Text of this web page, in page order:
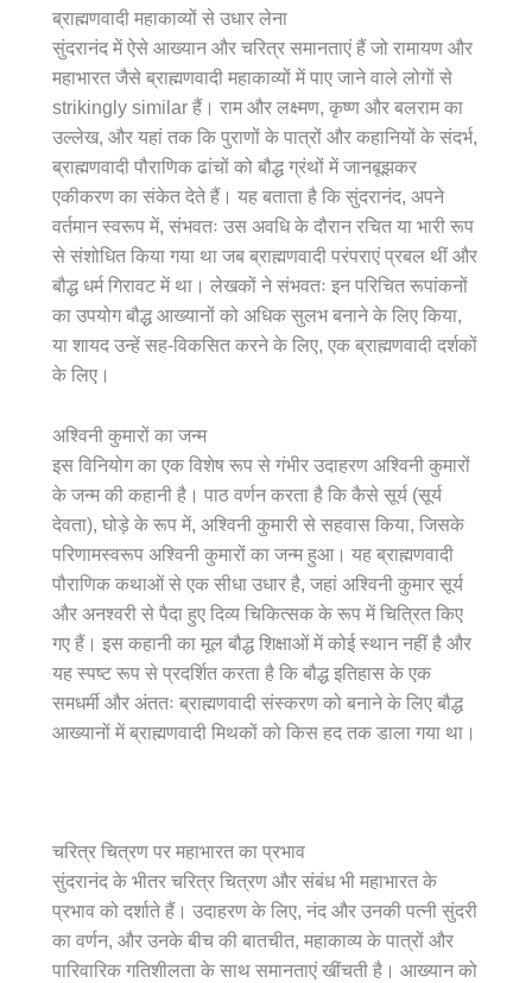
ब्राह्मणवादी महाकाव्यों से उधार लेना
सुंदरानंद में ऐसे आख्यान और चरित्र समानताएं हैं जो रामायण और
महाभारत जैसे ब्राह्मणवादी महाकाव्यों में पाए जाने वाले लोगों से
strikingly similar हैं। राम और लक्ष्मण, कृष्ण और बलराम का
उल्लेख, और यहां तक ​​कि पुराणों के पात्रों और कहानियों के संदर्भ,
ब्राह्मणवादी पौराणिक ढांचों को बौद्ध ग्रंथों में जानबूझकर
एकीकरण का संकेत देते हैं। यह बताता है कि सुंदरानंद, अपने
वर्तमान स्वरूप में, संभवतः उस अवधि के दौरान रचित या भारी रूप
से संशोधित किया गया था जब ब्राह्मणवादी परंपराएं प्रबल थीं और
बौद्ध धर्म गिरावट में था। लेखकों ने संभवतः इन परिचित रूपांकनों
का उपयोग बौद्ध आख्यानों को अधिक सुलभ बनाने के लिए किया,
या शायद उन्हें सह-विकसित करने के लिए, एक ब्राह्मणवादी दर्शकों
के लिए।
अश्विनी कुमारों का जन्म
इस विनियोग का एक विशेष रूप से गंभीर उदाहरण अश्विनी कुमारों
के जन्म की कहानी है। पाठ वर्णन करता है कि कैसे सूर्य (सूर्य
देवता), घोड़े के रूप में, अश्विनी कुमारी से सहवास किया, जिसके
परिणामस्वरूप अश्विनी कुमारों का जन्म हुआ। यह ब्राह्मणवादी
पौराणिक कथाओं से एक सीधा उधार है, जहां अश्विनी कुमार सूर्य
और अनश्वरी से पैदा हुए दिव्य चिकित्सक के रूप में चित्रित किए
गए हैं। इस कहानी का मूल बौद्ध शिक्षाओं में कोई स्थान नहीं है और
यह स्पष्ट रूप से प्रदर्शित करता है कि बौद्ध इतिहास के एक
समधर्मी और अंततः ब्राह्मणवादी संस्करण को बनाने के लिए बौद्ध
आख्यानों में ब्राह्मणवादी मिथकों को किस हद तक डाला गया था।
चरित्र चित्रण पर महाभारत का प्रभाव
सुंदरानंद के भीतर चरित्र चित्रण और संबंध भी महाभारत के
प्रभाव को दर्शाते हैं। उदाहरण के लिए, नंद और उनकी पत्नी सुंदरी
का वर्णन, और उनके बीच की बातचीत, महाकाव्य के पात्रों और
पारिवारिक गतिशीलता के साथ समानताएं खींचती है। आख्यान को